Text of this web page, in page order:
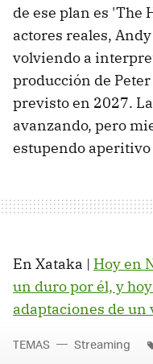
de ese plan es 'The
actores reales,
volviendo a
producción de
previsto en 2027.
avanzando, pero
estupendo
En Xataka | Hoy en
un duro por él, y
adaptaciones de un
TEMAS Streaming